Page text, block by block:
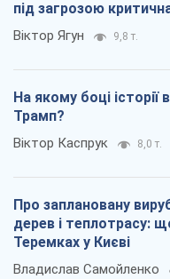
під загрозою
Віктор Ягун 9,8 т.
На якому боці
Трамп?
Віктор Каспрук 8,0 т.
Про заплановану
дерев і теплотрасу:
Теремках у Києві
Владислав Самойленко